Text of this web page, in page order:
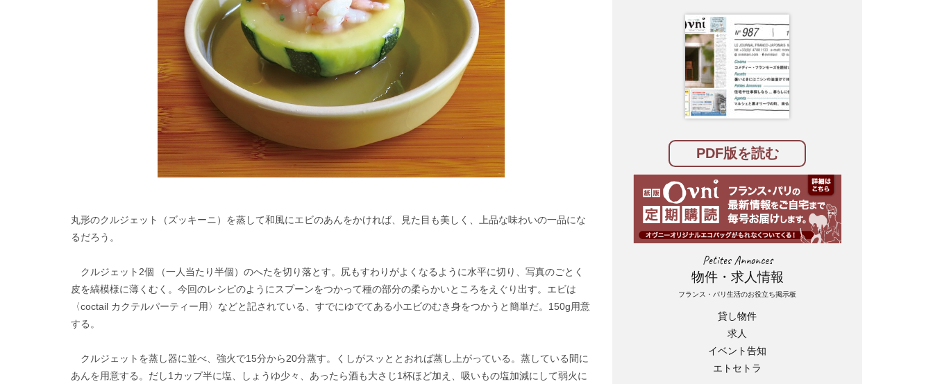
丸形のクルジェット（ズッキーニ）を蒸して和風にエビのあんをかければ、見た目も美しく、上品な味わいの一品にな
るだろう。
クルジェット2個 （一人当たり半個）のへたを切り落とす。尻もすわりがよくなるように水平に切り、写真のごとく
皮を縞模様に薄くむく。今回のレシピのようにスプーンをつかって種の部分の柔らかいところをえぐり出す。エビは
〈coctail カクテルパーティー用〉などと記されている、すでにゆでてある小エビのむき身をつかうと簡単だ。150g用意
する。
クルジェットを蒸し器に並べ、強火で15分から20分蒸す。くしがスッととおれば蒸し上がっている。蒸している間に
あんを用意する。だし1カップ半に塩、しょうゆ少々、あったら酒も大さじ1杯ほど加え、吸いもの塩加減にして弱火に
PDF版を読む
Petites Annonces
物件・求人情報
フランス・パリ生活のお役立ち掲示板
貸し物件
求人
イベント告知
エトセトラ